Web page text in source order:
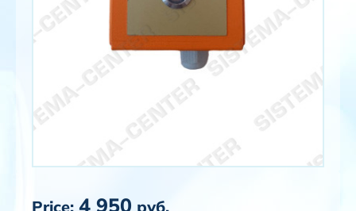
Price: 4 950 руб.